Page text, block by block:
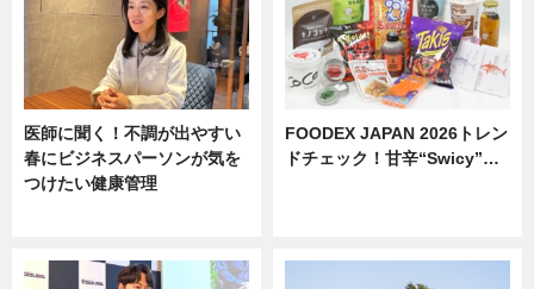
医師に聞く！不調が出やすい
春にビジネスパーソンが気を
つけたい健康管理
FOODEX JAPAN 2026トレン
ドチェック！甘辛“Swicy”…